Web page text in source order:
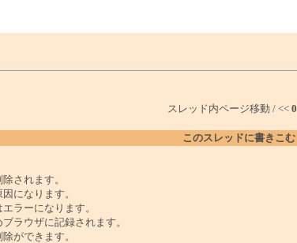
スレッド内ページ移動 / << 0
このスレッドに書きこむ
されます。
になります。
ラーになります。
ラウザに記録されます。
ができます。